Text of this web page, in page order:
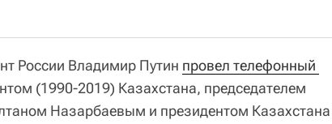
России Владимир Путин провел телефонный
(1990-2019) Казахстана, председателем
Назарбаевым и президентом Казахстана